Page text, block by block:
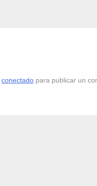
conectado para publicar un